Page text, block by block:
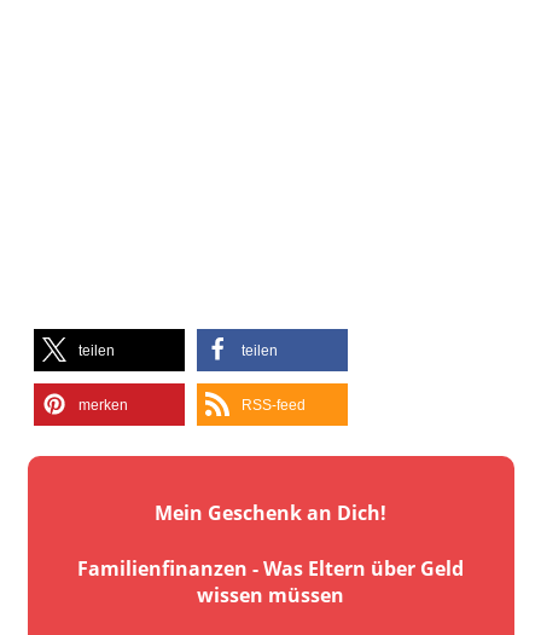
teilen teilen
merken RSS-feed
Mein Geschenk an Dich!
Familienfinanzen - Was Eltern über Geld
wissen müssen